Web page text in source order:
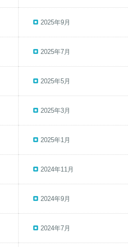
2025年9月
2025年7月
2025年5月
2025年3月
2025年1月
2024年11月
2024年9月
2024年7月